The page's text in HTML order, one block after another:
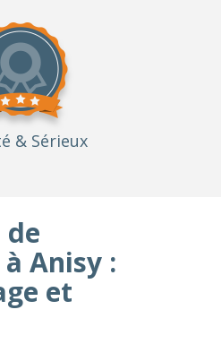
& Sérieux
de
Anisy :
et